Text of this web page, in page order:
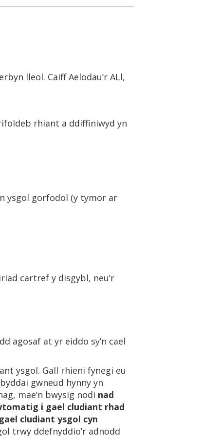
lleol. Caiff Aelodau’r ALl,
rhiant a ddiffiniwyd yn
ysgol gorfodol (y tymor ar
cartref y disgybl, neu’r
agosaf at yr eiddo sy’n cael
ysgol. Gall rhieni fynegi eu
gwneud hynny yn
mae’n bwysig nodi nad
i gael cludiant rhad
cludiant ysgol cyn
trwy ddefnyddio’r adnodd